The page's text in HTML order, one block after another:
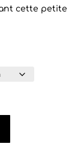
cette petite